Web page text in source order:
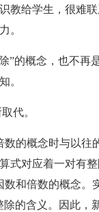
教给学生，很难
。
概念，也不再
。
代。
概念时与以往
式对应着一对有
和倍数的概念
的含义。因此，